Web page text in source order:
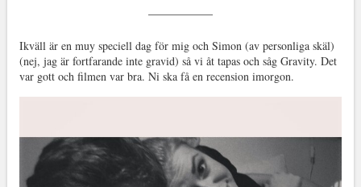
Ikväll är en muy speciell dag för mig och Simon (av personliga skäl)
(nej, jag är fortfarande inte gravid) så vi åt tapas och såg Gravity. Det
var gott och filmen var bra. Ni ska få en recension imorgon.